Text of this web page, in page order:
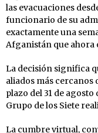
las evacuaciones
funcionario de su
exactamente una
Afganistán que ahora
La decisión significa
aliados más cercanos
plazo del 31 de
Grupo de los Siete
La cumbre virtual,